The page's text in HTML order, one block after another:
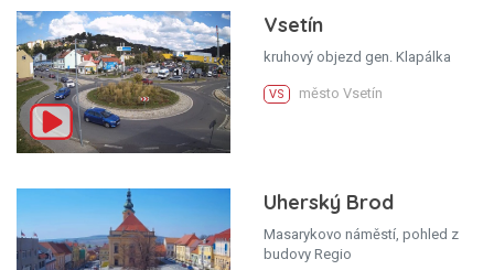
Vsetín
kruhový objezd gen. Klapálka
VS město Vsetín
Uherský Brod
Masarykovo náměstí, pohled z
budovy Regio